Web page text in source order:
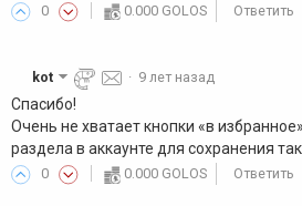
0 0.000 GOLOS Ответить
kot · 9 лет назад
Спасибо!
Очень не хватает кнопки «в
раздела в аккаунте для сохранения
0 0.000 GOLOS Ответить